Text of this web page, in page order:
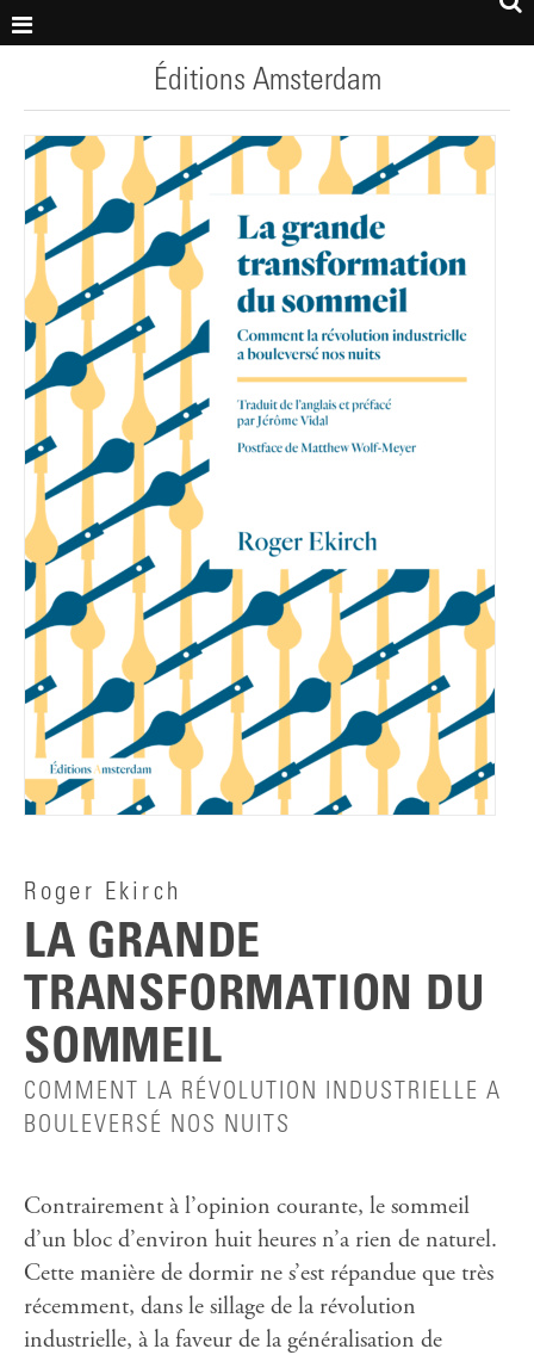
Éditions Amsterdam
Roger Ekirch
LA GRANDE
TRANSFORMATION DU
SOMMEIL
COMMENT LA RÉVOLUTION INDUSTRIELLE A
BOULEVERSÉ NOS NUITS
Contrairement à l’opinion courante, le sommeil
d’un bloc d’environ huit heures n’a rien de naturel.
Cette manière de dormir ne s’est répandue que très
récemment, dans le sillage de la révolution
industrielle, à la faveur de la généralisation de